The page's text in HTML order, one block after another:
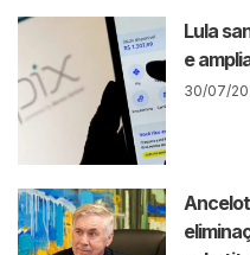
Lula
e
30/07/